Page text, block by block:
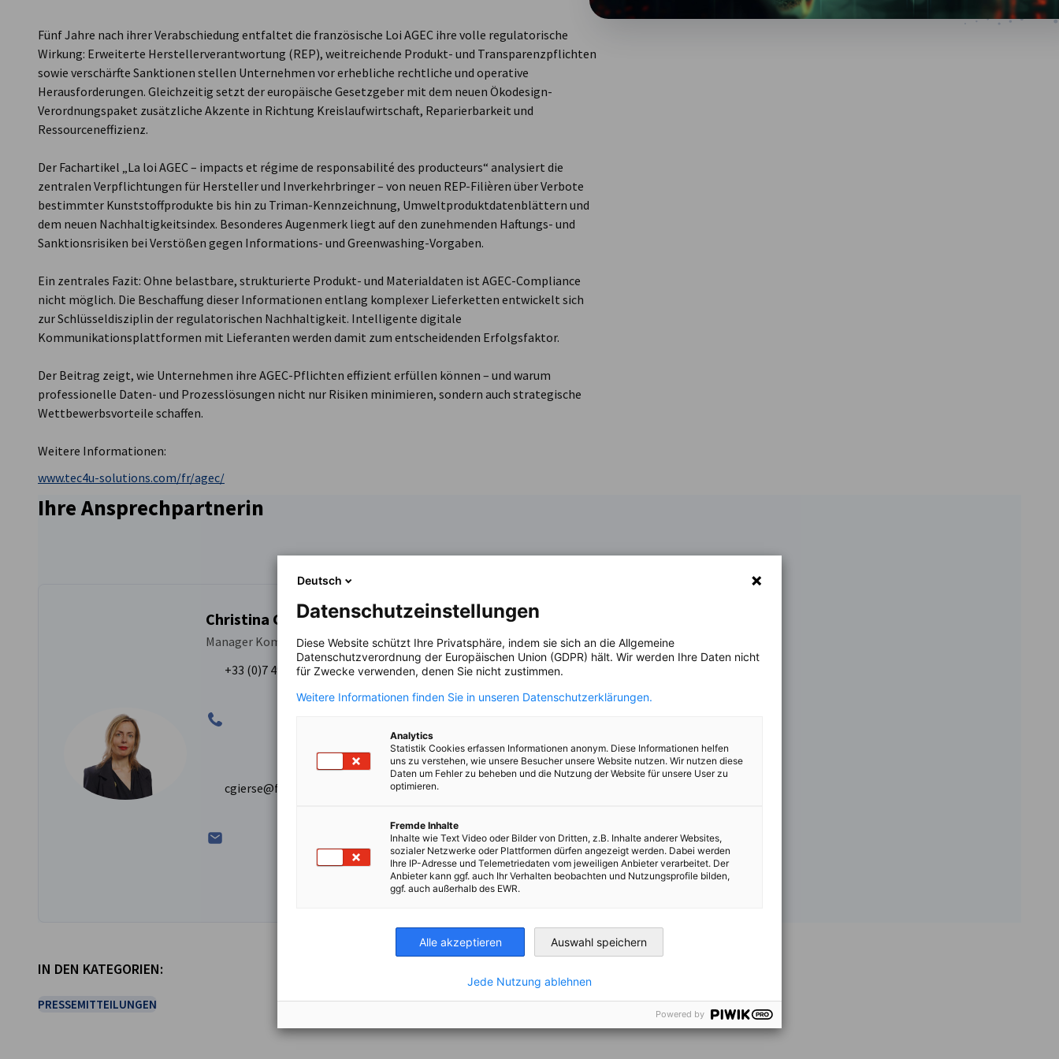
France
Fünf Jahre nach ihrer Verabschiedung entfaltet die französische Loi AGEC ihre volle regulatorische
Wirkung: Erweiterte Herstellerverantwortung (REP), weitreichende Produkt- und Transparenzpflichten
sowie verschärfte Sanktionen stellen Unternehmen vor erhebliche rechtliche und operative
Herausforderungen. Gleichzeitig setzt der europäische Gesetzgeber mit dem neuen Ökodesign-
Verordnungspaket zusätzliche Akzente in Richtung Kreislaufwirtschaft, Reparierbarkeit und
Ressourceneffizienz.
Der Fachartikel „La loi AGEC – impacts et régime de responsabilité des producteurs“ analysiert die
zentralen Verpflichtungen für Hersteller und Inverkehrbringer – von neuen REP-Filièren über Verbote
bestimmter Kunststoffprodukte bis hin zu Triman-Kennzeichnung, Umweltproduktdatenblättern und
dem neuen Nachhaltigkeitsindex. Besonderes Augenmerk liegt auf den zunehmenden Haftungs- und
Sanktionsrisiken bei Verstößen gegen Informations- und Greenwashing-Vorgaben.
Ein zentrales Fazit: Ohne belastbare, strukturierte Produkt- und Materialdaten ist AGEC-Compliance
nicht möglich. Die Beschaffung dieser Informationen entlang komplexer Lieferketten entwickelt sich
zur Schlüsseldisziplin der regulatorischen Nachhaltigkeit. Intelligente digitale
Kommunikationsplattformen mit Lieferanten werden damit zum entscheidenden Erfolgsfaktor.
Der Beitrag zeigt, wie Unternehmen ihre AGEC-Pflichten effizient erfüllen können – und warum
professionelle Daten- und Prozesslösungen nicht nur Risiken minimieren, sondern auch strategische
Wettbewerbsvorteile schaffen.
Weitere Informationen:
www.tec4u-solutions.com/fr/agec/
Ihre Ansprechpartnerin
Christina Gierse
Manager Kommunikation und Medien
+33 (0)7 49 85 37 60
cgierse@francoallemand.com
IN DEN KATEGORIEN:
PRESSEMITTEILUNGEN
Deutsch
Datenschutzeinstellungen
Diese Website schützt Ihre Privatsphäre, indem sie sich an die Allgemeine
Datenschutzverordnung der Europäischen Union (GDPR) hält. Wir werden Ihre Daten nicht
für Zwecke verwenden, denen Sie nicht zustimmen.
Weitere Informationen finden Sie in unseren Datenschutzerklärungen.
Analytics
Statistik Cookies erfassen Informationen anonym. Diese Informationen helfen
uns zu verstehen, wie unsere Besucher unsere Website nutzen. Wir nutzen diese
Daten um Fehler zu beheben und die Nutzung der Website für unsere User zu
optimieren.
Fremde Inhalte
Inhalte wie Text Video oder Bilder von Dritten, z.B. Inhalte anderer Websites,
sozialer Netzwerke oder Plattformen dürfen angezeigt werden. Dabei werden
Ihre IP-Adresse und Telemetriedaten vom jeweiligen Anbieter verarbeitet. Der
Anbieter kann ggf. auch Ihr Verhalten beobachten und Nutzungsprofile bilden,
ggf. auch außerhalb des EWR.
Alle akzeptieren Auswahl speichern
Jede Nutzung ablehnen
Powered by